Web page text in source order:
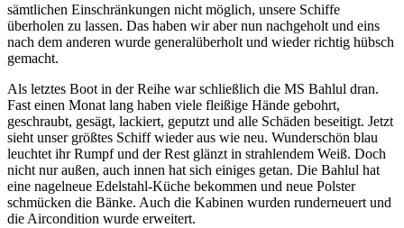
sämtlichen Einschränkungen nicht möglich, unsere Schiffe
überholen zu lassen. Das haben wir aber nun nachgeholt und eins
nach dem anderen wurde generalüberholt und wieder richtig hübsch
gemacht.
Als letztes Boot in der Reihe war schließlich die MS Bahlul dran.
Fast einen Monat lang haben viele fleißige Hände gebohrt,
geschraubt, gesägt, lackiert, geputzt und alle Schäden beseitigt. Jetzt
sieht unser größtes Schiff wieder aus wie neu. Wunderschön blau
leuchtet ihr Rumpf und der Rest glänzt in strahlendem Weiß. Doch
nicht nur außen, auch innen hat sich einiges getan. Die Bahlul hat
eine nagelneue Edelstahl-Küche bekommen und neue Polster
schmücken die Bänke. Auch die Kabinen wurden runderneuert und
die Aircondition wurde erweitert.